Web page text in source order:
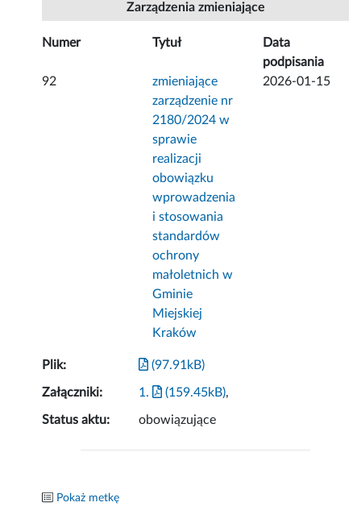
Zarządzenia zmieniające
Numer Tytuł
Data
podpisania
92
zmieniające
zarządzenie nr
2180/2024 w
sprawie
realizacji
obowiązku
wprowadzenia
i stosowania
standardów
ochrony
małoletnich w
Gminie
Miejskiej
Kraków
2026-01-15
Plik: (97.91kB)
Załączniki: 1. (159.45kB),
Status aktu: obowiązujące
Pokaż metkę